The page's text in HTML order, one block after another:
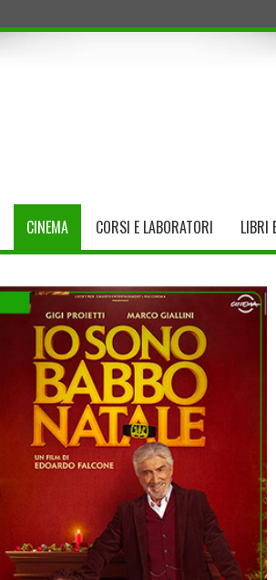
CINEMA CORSI E LABORATORI LIBRI